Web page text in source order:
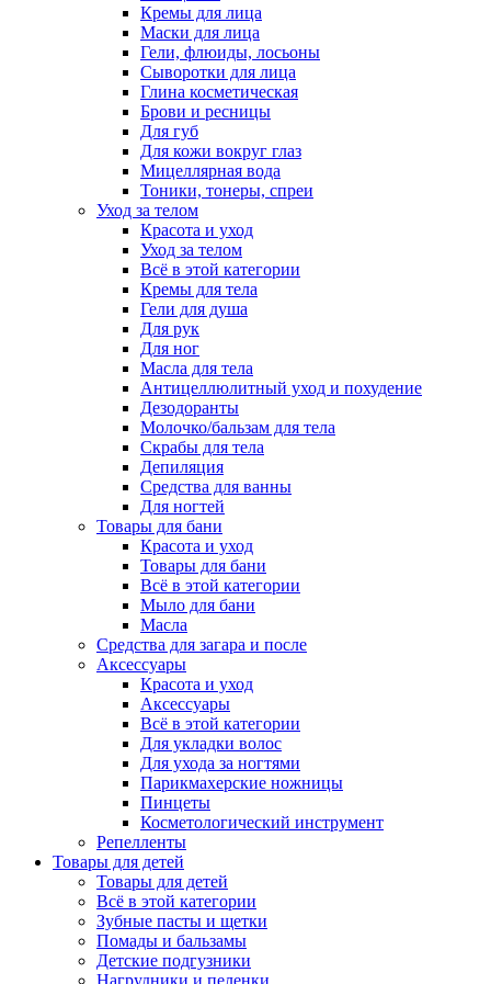
Кремы для лица
Маски для лица
Гели, флюиды, лосьоны
Сыворотки для лица
Глина косметическая
Брови и ресницы
Для губ
Для кожи вокруг глаз
Мицеллярная вода
Тоники, тонеры, спреи
Уход за телом
Красота и уход
Уход за телом
Всё в этой категории
Кремы для тела
Гели для душа
Для рук
Для ног
Масла для тела
Антицеллюлитный уход и похудение
Дезодоранты
Молочко/бальзам для тела
Скрабы для тела
Депиляция
Средства для ванны
Для ногтей
Товары для бани
Красота и уход
Товары для бани
Всё в этой категории
Мыло для бани
Масла
Средства для загара и после
Аксессуары
Красота и уход
Аксессуары
Всё в этой категории
Для укладки волос
Для ухода за ногтями
Парикмахерские ножницы
Пинцеты
Косметологический инструмент
Репелленты
Товары для детей
Товары для детей
Всё в этой категории
Зубные пасты и щетки
Помады и бальзамы
Детские подгузники
Нагрудники и пеленки